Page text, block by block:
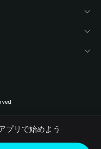
プリで始めよう